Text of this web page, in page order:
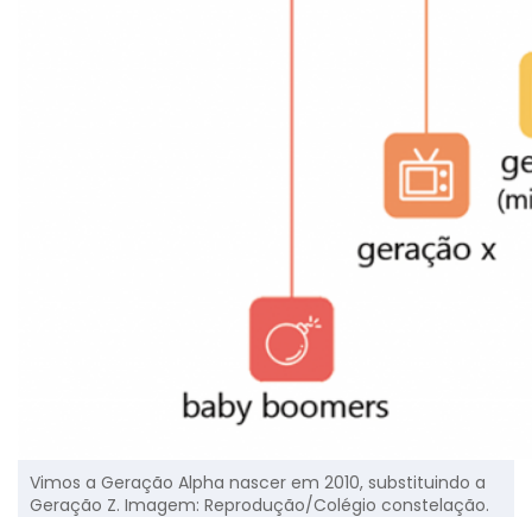
Vimos a Geração Alpha nascer em 2010, substituindo a
Geração Z. Imagem: Reprodução/Colégio constelação.